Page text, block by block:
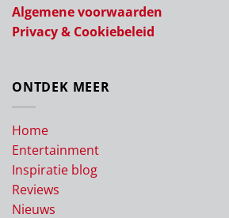
Algemene voorwaarden
Privacy & Cookiebeleid
ONTDEK MEER
Home
Entertainment
Inspiratie blog
Reviews
Nieuws